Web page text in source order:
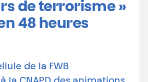
de terrorisme »
48 heures
de la FWB